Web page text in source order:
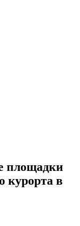
площадки
курорта в